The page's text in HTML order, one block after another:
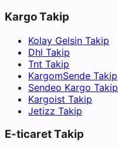
Kargo Takip
Kolay Gelsin Takip
Dhl Takip
Tnt Takip
KargomSende Takip
Sendeo Kargo Takip
Kargoist Takip
Jetizz Takip
E-ticaret Takip